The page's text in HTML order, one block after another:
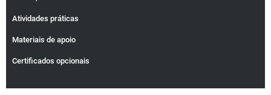
Atividades práticas
Materiais de apoio
Certificados opcionais